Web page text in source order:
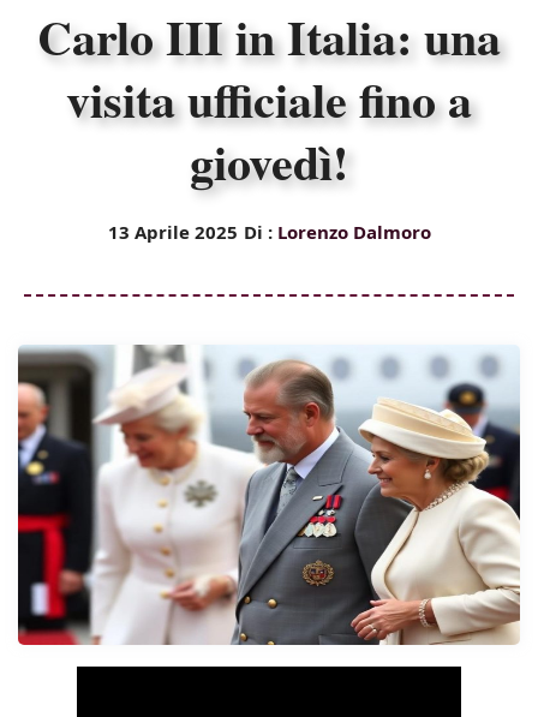
Carlo III in Italia: una
visita ufficiale fino a
giovedì!
13 Aprile 2025 Di : Lorenzo Dalmoro